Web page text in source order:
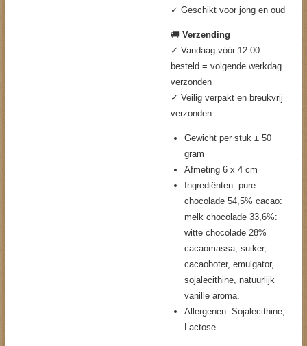
✓ Geschikt voor jong en oud
🚚 Verzending
✓ Vandaag vóór 12:00
besteld = volgende werkdag
verzonden
✓ Veilig verpakt en breukvrij
verzonden
Gewicht per stuk ± 50
gram
Afmeting 6 x 4 cm
Ingrediënten: pure
chocolade 54,5% cacao:
melk chocolade 33,6%:
witte chocolade 28%
cacaomassa, suiker,
cacaoboter, emulgator,
sojalecithine, natuurlijk
vanille aroma.
Allergenen: Sojalecithine,
Lactose